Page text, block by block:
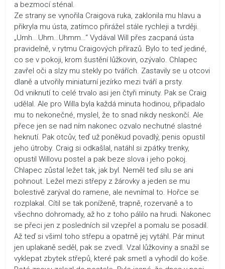
a bezmocí sténal.
Ze strany se vynořila Craigova ruka, zaklonila mu hlavu a
přikryla mu ústa, zatímco přirážel stále rychleji a tvrději.
„Umh...Uhm…Uhmm…“ Vydával Will přes zacpaná ústa
pravidelně, v rytmu Craigových přírazů. Bylo to teď jediné,
co se v pokoji, krom šustění lůžkovin, ozývalo. Chlapec
zavřel oči a slzy mu stekly po tvářích. Zastavily se u otcovi
dlaně a utvořily miniaturní jezírko mezi tváří a prsty.
Od vniknutí to celé trvalo asi jen čtyři minuty. Pak se Craig
udělal. Ale pro Willa byla každá minuta hodinou, připadalo
mu to nekonečné, myslel, že to snad nikdy neskončí. Ale
přece jen se nad ním nakonec ozvalo nechutné slastné
heknutí. Pak otcův, teď už poněkud povadlý, penis opustil
jeho útroby. Craig si odkašlal, natáhl si zpátky trenky,
opustil Willovu postel a pak beze slova i jeho pokoj.
Chlapec zůstal ležet tak, jak byl. Neměl teď sílu se ani
pohnout. Ležel mezi střepy z žárovky a jeden se mu
bolestivě zarýval do ramene, ale nevnímal to. Hořce se
rozplakal. Cítil se tak poníženě, trapně, rozervaně a to
všechno dohromady, až ho z toho pálilo na hrudi. Nakonec
se přeci jen z posledních sil vzepřel a pomalu se posadil.
Až teď si všiml toho střepu a opatrně jej vytáhl. Pár minut
jen uplakaně seděl, pak se zvedl. Vzal lůžkoviny a snažil se
vyklepat zbytek střepů, které pak smetl a vyhodil do koše.